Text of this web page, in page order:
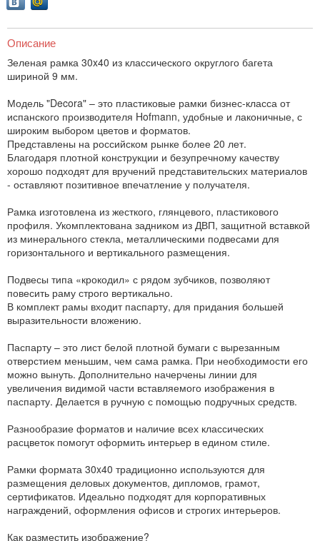
Описание
Зеленая рамка 30x40 из классического округлого багета
шириной 9 мм.
Модель "Decora" – это пластиковые рамки бизнес-класса от
испанского производителя Hofmann, удобные и лаконичные, с
широким выбором цветов и форматов.
Представлены на российском рынке более 20 лет.
Благодаря плотной конструкции и безупречному качеству
хорошо подходят для вручений представительских материалов
- оставляют позитивное впечатление у получателя.
Рамка изготовлена из жесткого, глянцевого, пластикового
профиля. Укомплектована задником из ДВП, защитной вставкой
из минерального стекла, металлическими подвесами для
горизонтального и вертикального размещения.
Подвесы типа «крокодил» с рядом зубчиков, позволяют
повесить раму строго вертикально.
В комплект рамы входит паспарту, для придания большей
выразительности вложению.
Паспарту – это лист белой плотной бумаги с вырезанным
отверстием меньшим, чем сама рамка. При необходимости его
можно вынуть. Дополнительно начерчены линии для
увеличения видимой части вставляемого изображения в
паспарту. Делается в ручную с помощью подручных средств.
Разнообразие форматов и наличие всех классических
расцветок помогут оформить интерьер в едином стиле.
Рамки формата 30x40 традиционно используются для
размещения деловых документов, дипломов, грамот,
сертификатов. Идеально подходят для корпоративных
награждений, оформления офисов и строгих интерьеров.
Как разместить изображение?